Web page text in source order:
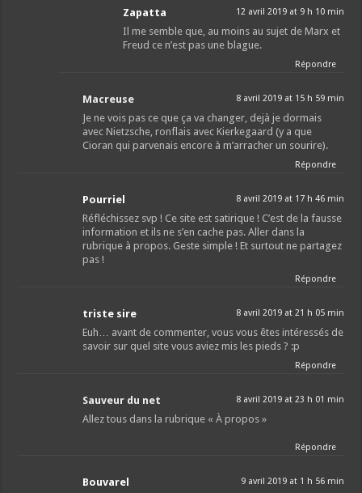
Zapatta 12 avril 2019 at 9 h 10 min
Il me semble que, au moins au sujet de Marx et
Freud ce n’est pas une blague.
Répondre
Macreuse 8 avril 2019 at 15 h 59 min
Je ne vois pas ce que ça va changer, dejà je dormais
avec Nietzsche, ronflais avec Kierkegaard (y a que
Cioran qui parvenais encore à m’arracher un sourire).
Répondre
Pourriel 8 avril 2019 at 17 h 46 min
Réfléchissez svp ! Ce site est satirique ! C’est de la fausse
information et ils ne s’en cache pas. Aller dans la
rubrique à propos. Geste simple ! Et surtout ne partagez
pas !
Répondre
triste sire 8 avril 2019 at 21 h 05 min
Euh… avant de commenter, vous vous êtes intéressés de
savoir sur quel site vous aviez mis les pieds ? :p
Répondre
Sauveur du net 8 avril 2019 at 23 h 01 min
Allez tous dans la rubrique « À propos »
Répondre
Bouvarel 9 avril 2019 at 1 h 56 min